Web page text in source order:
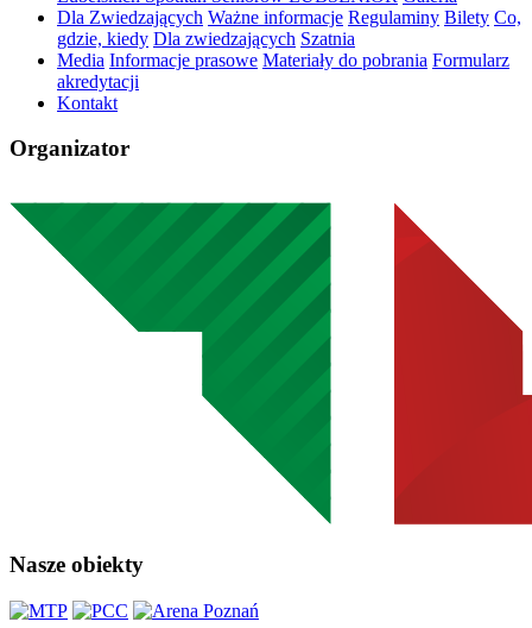
Dla Zwiedzających Ważne informacje Regulaminy Bilety Co,
gdzie, kiedy Dla zwiedzających Szatnia
Media Informacje prasowe Materiały do pobrania Formularz
akredytacji
Kontakt
Organizator
Nasze obiekty